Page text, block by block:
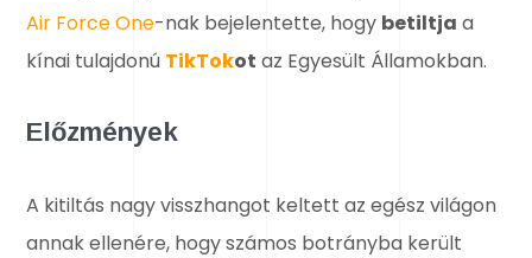
Air Force One-nak bejelentette, hogy betiltja a
kínai tulajdonú TikTokot az Egyesült Államokban.
Előzmények
A kitiltás nagy visszhangot keltett az egész világon
annak ellenére, hogy számos botrányba került